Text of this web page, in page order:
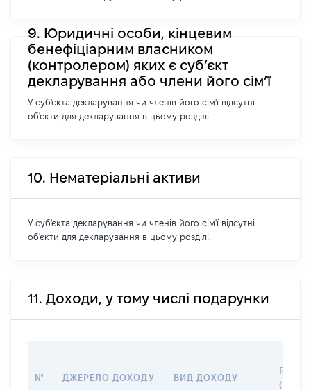
9. Юридичні особи, кінцевим
бенефіціарним власником
(контролером) яких є суб’єкт
декларування або члени його сім’ї
У суб'єкта декларування чи членів його сім'ї відсутні
об'єкти для декларування в цьому розділі.
10. Нематеріальні активи
У суб'єкта декларування чи членів його сім'ї відсутні
об'єкти для декларування в цьому розділі.
11. Доходи, у тому числі подарунки
№ ДЖЕРЕЛО ДОХОДУ ВИД ДОХОДУ